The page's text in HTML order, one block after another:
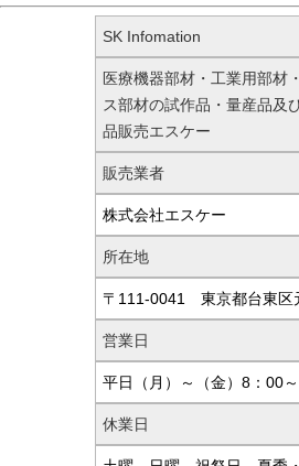
SK Infomation
医療機器部材・工業用部材
ス部材の試作品・量産品及
品販売エスケー
販売業者
株式会社エスケー
所在地
〒111-0041 東京都台東区
営業日
平日（月）～（金）8：00
休業日